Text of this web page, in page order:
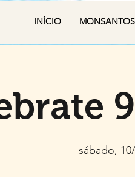
INÍCIO MONSANTOS
sábado,